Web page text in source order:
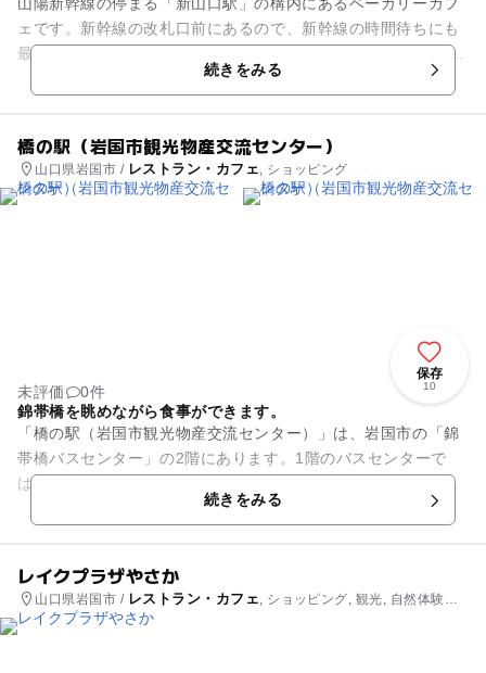
ェです。新幹線の改札口前にあるので、新幹線の時間待ちにも
最適です。 お洒落な雰囲気の店内には優しいパンの香りが漂っ
ています。こちらのカフ...続きをみる
橋の駅（岩国市観光物産交流センター）
山口県岩国市 / レストラン・カフェ, ショッピング
保存
10
未評価
0件
錦帯橋を眺めながら食事ができます。
「橋の駅（岩国市観光物産交流センター）」は、岩国市の「錦
帯橋バスセンター」の2階にあります。1階のバスセンターで
は、バスの乗車券のほか、観光情報案内や記念グッズの販売も
行っています。2階にはお土...続きをみる
レイクプラザやさか
山口県岩国市 / レストラン・カフェ, ショッピング, 観光, 自然体験・
アクティビティ